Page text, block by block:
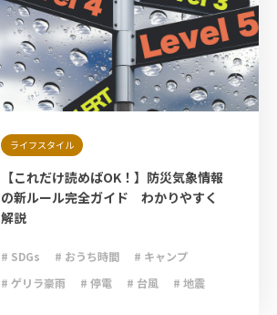
ライフスタイル
【これだけ読めばOK！】防災気象情報
の新ルール完全ガイド わかりやすく
解説
# SDGs # おうち時間
# キャンプ
# ゲリラ豪雨
# 停電 # 台風
# 地震